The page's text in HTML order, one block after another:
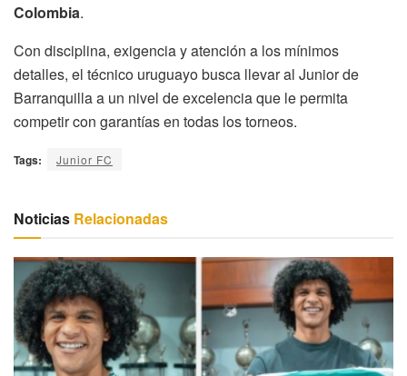
Colombia.
Con disciplina, exigencia y atención a los mínimos
detalles, el técnico uruguayo busca llevar al Junior de
Barranquilla a un nivel de excelencia que le permita
competir con garantías en todas los torneos.
Tags: Junior FC
Noticias Relacionadas